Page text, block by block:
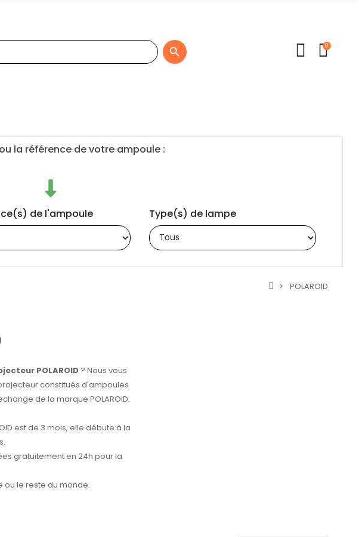
 0
la référence de votre ampoule :
de l'ampoule Type(s) de lampe
POLAROID
POLAROID ? Nous vous
constitués d'ampoules
de la marque POLAROID.
est de 3 mois, elle débute à la
gratuitement en 24h pour la
ou le reste du monde.